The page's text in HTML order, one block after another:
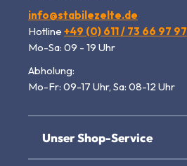
info@stabilezelte.de
Hotline +49 (0) 611 / 73 66 97 97
Mo-Sa: 09 - 19 Uhr
Abholung:
Mo-Fr: 09-17 Uhr, Sa: 08-12 Uhr
Unser Shop-Service